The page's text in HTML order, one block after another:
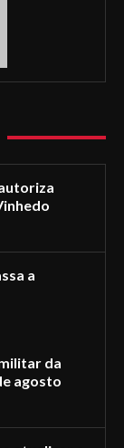
a
da
agosto